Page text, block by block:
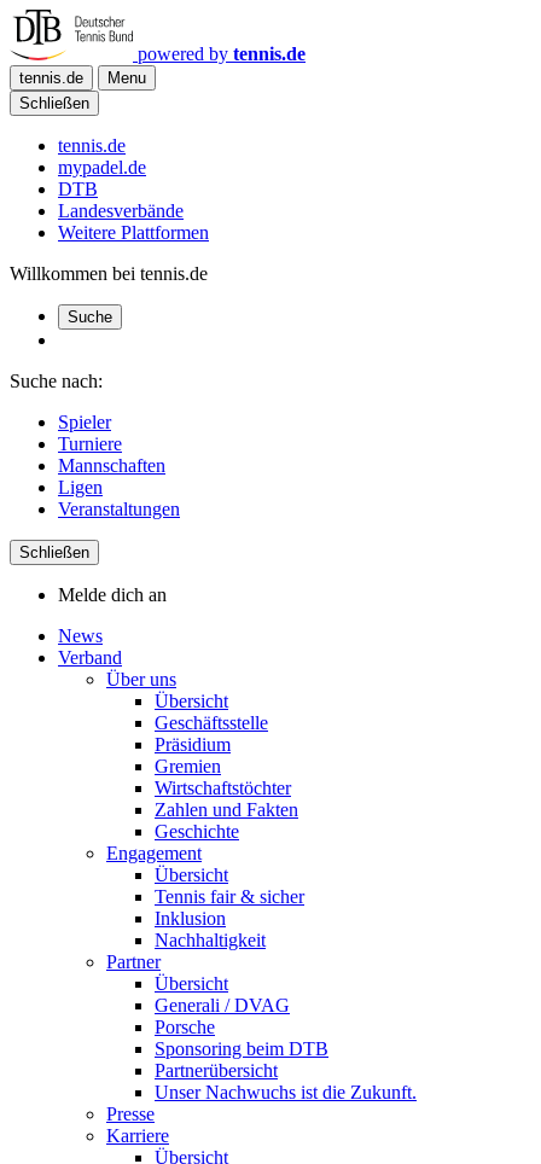
powered by tennis.de
tennis.de
Menu
Schließen
tennis.de
mypadel.de
DTB
Landesverbände
Weitere Plattformen
Willkommen bei tennis.de
Suche
Suche nach:
Spieler
Turniere
Mannschaften
Ligen
Veranstaltungen
Schließen
Melde dich an
News
Verband
Über uns
Übersicht
Geschäftsstelle
Präsidium
Gremien
Wirtschaftstöchter
Zahlen und Fakten
Geschichte
Engagement
Übersicht
Tennis fair & sicher
Inklusion
Nachhaltigkeit
Partner
Übersicht
Generali / DVAG
Porsche
Sponsoring beim DTB
Partnerübersicht
Unser Nachwuchs ist die Zukunft.
Presse
Karriere
Übersicht